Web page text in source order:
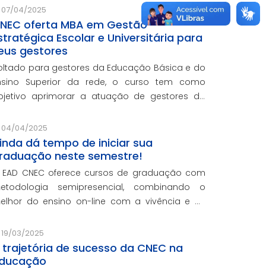
e na promoção da sustentabilidade.
07/04/2025
oferta MBA em Gestão
Escolar e Universitária para
gestores
para gestores da Educação Básica e do
Superior da rede, o curso tem como
aprimorar a atuação de gestores da
em serviço da instituição, contando
o oferecimento gratuito da Re
04/04/2025
dá tempo de iniciar sua
neste semestre!
EAD CNEC oferece cursos de graduação com
semipresencial, combinando o
do ensino on-line com a vivência e as
19/03/2025
trajetória de sucesso da CNEC na